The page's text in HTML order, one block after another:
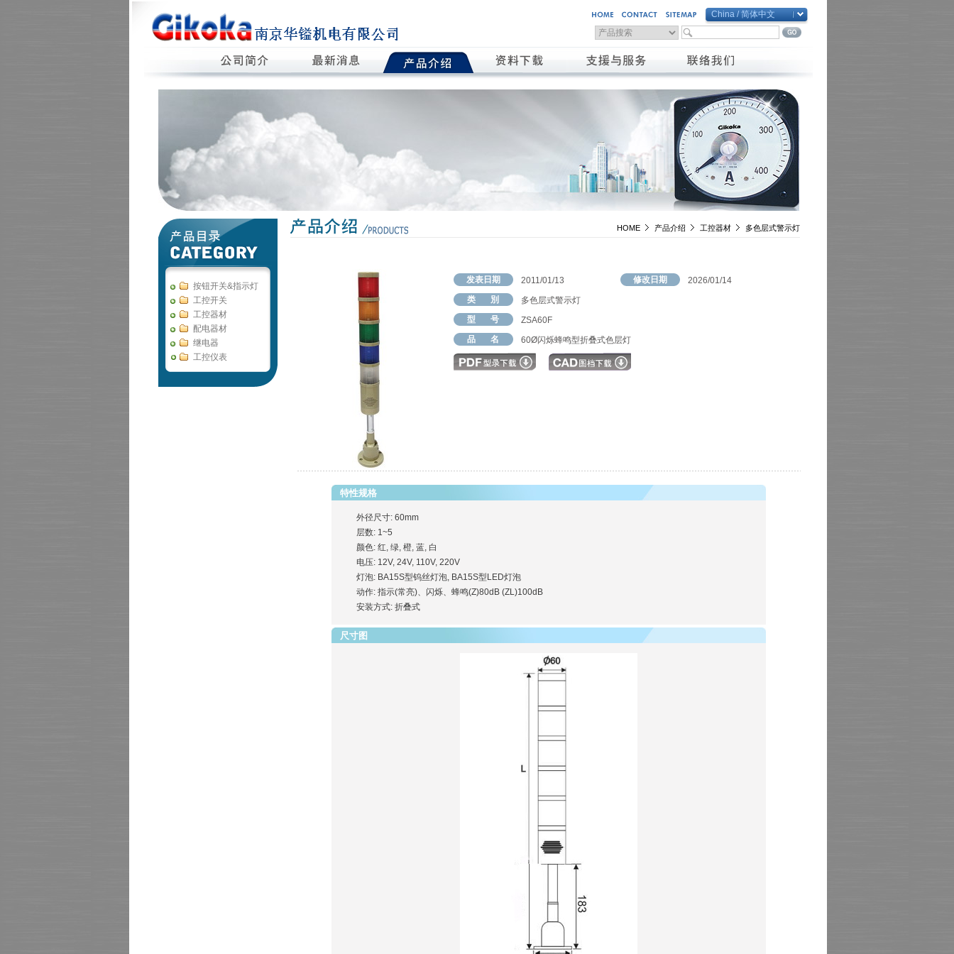
China / 简体中文
China / 简体中文
Vietnam / Việt Nam
按钮开关&指示灯
工控开关
工控器材
配电器材
继电器
工控仪表
HOME 产品介绍 工控器材 多色层式警示灯
发表日期 2011/01/13 修改日期
2026/01/14
类 別
多色层式警示灯
型 号
ZSA60F
品 名
60Ø闪烁蜂鸣型折叠式色层灯
特性规格
外径尺寸: 60mm
层数: 1~5
颜色: 红, 绿, 橙, 蓝, 白
电压: 12V, 24V, 110V, 220V
灯泡: BA15S型钨丝灯泡, BA15S型LED灯泡
动作: 指示(常亮)、闪烁、蜂鸣(Z)80dB (ZL)100dB
安装方式: 折叠式
尺寸图